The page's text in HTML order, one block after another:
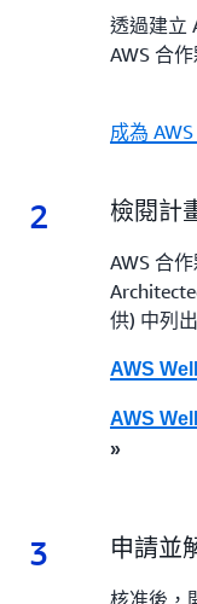
透過建立
AWS 合
成為
2 2.
檢閱計
AWS 合
供) 中列
AWS
AWS
»
3 3.
申請並
核准後，